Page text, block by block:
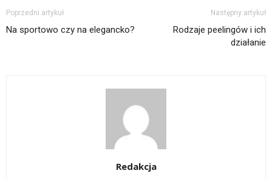
Poprzedni artykuł
Na sportowo czy na elegancko?
Następny artykuł
Rodzaje peelingów i ich
działanie
Redakcja